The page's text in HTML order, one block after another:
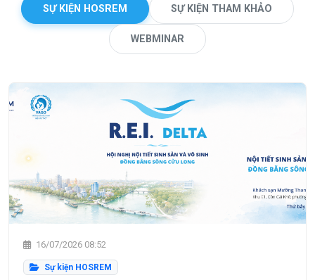
SỰ KIỆN HOSREM SỰ KIỆN THAM KHẢO
WEBMINAR
16/07/2026 08:52
Sự kiện HOSREM